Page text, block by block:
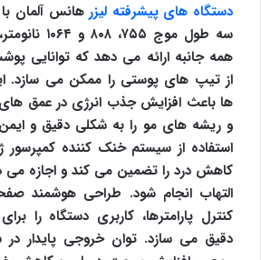
دستگاه های پیشرفته لیزرهانس آلمان با
سه طول موج
همه جانبه ارائه می دهد که توانایی
از تیپ های پوستی را ممکن می سازد.
ها باعث افزایش جذب انرژی در عمق
و ریشه های مو را به شکلی دقیق و
استفاده از سیستم خنک کننده کمپرسور
کاهش درد را تضمین می کند و اجازه می
التهاب انجام شود. طراحی هوشمند
کنترل پارامترها، کاربری دستگاه را
دقیق می سازد. توان خروجی پایدار